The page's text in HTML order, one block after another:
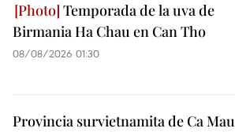
Temporada de la uva de
Birmania Ha Chau en Can Tho
08/08/2026 01:30
Provincia survietnamita de Ca Mau